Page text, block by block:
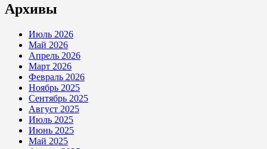
Архивы
Июль 2026
Май 2026
Апрель 2026
Март 2026
Февраль 2026
Ноябрь 2025
Сентябрь 2025
Август 2025
Июль 2025
Июнь 2025
Май 2025